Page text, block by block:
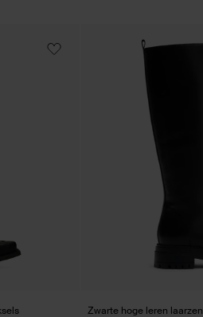
Zwarte hoge leren laarzen